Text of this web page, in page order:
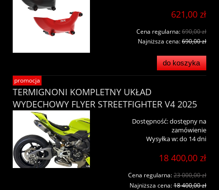
621,00 zł
Cena regularna:690,00 zł
Najniższa cena:690,00 zł
do koszyka
TERMIGNONI KOMPLETNY UKŁAD
WYDECHOWY FLYER STREETFIGHTER V4 2025
Dostępność:dostępny na
zamówienie
Wysyłka w:do 14 dni
18 400,00 zł
Cena regularna:23 000,00 zł
Najniższa cena:18 400,00 zł
promocja